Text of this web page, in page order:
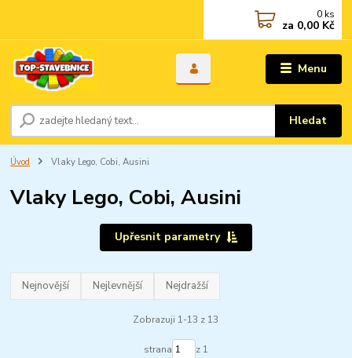
Menu
Hledat
0 ks
za 0,00 Kč
Úvod Vlaky Lego, Cobi, Ausini
Vlaky Lego, Cobi, Ausini
Upřesnit parametry
Nejnovější Nejlevnější Nejdražší
Zobrazuji 1-13 z 13
strana z 1